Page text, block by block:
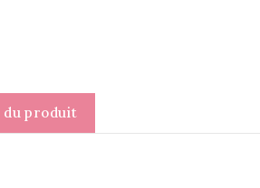
du produit